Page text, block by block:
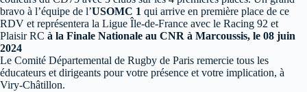
bravo à l’équipe de l’USOMC 1 qui arrive en première place de ce
RDV et représentera la Ligue Île-de-France avec le Racing 92 et
Plaisir RC à la Finale Nationale au CNR à Marcoussis, le 08 juin
2024
Le Comité Départemental de Rugby de Paris remercie tous les
éducateurs et dirigeants pour votre présence et votre implication, à
Viry-Châtillon.